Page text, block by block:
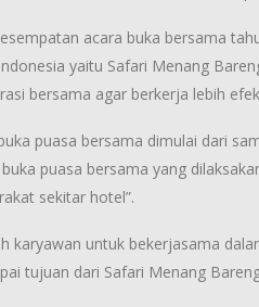
acara buka bersama
yaitu Safari Menang
bersama agar berkerja lebih
puasa bersama dimulai dari
buka puasa bersama yang
sekitar hotel”.
karyawan untuk bekerjasama
tujuan dari Safari Menang